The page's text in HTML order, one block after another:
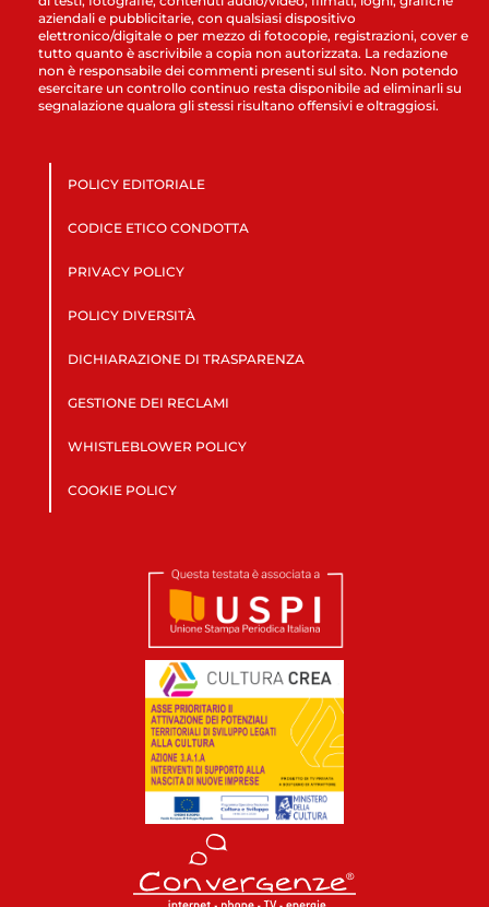
aziendali e pubblicitarie, con qualsiasi dispositivo
elettronico/digitale o per mezzo di fotocopie, registrazioni, cover e
tutto quanto è ascrivibile a copia non autorizzata. La redazione
non è responsabile dei commenti presenti sul sito. Non potendo
esercitare un controllo continuo resta disponibile ad eliminarli su
segnalazione qualora gli stessi risultano offensivi e oltraggiosi.
POLICY EDITORIALE
CODICE ETICO CONDOTTA
PRIVACY POLICY
POLICY DIVERSITÀ
DICHIARAZIONE DI TRASPARENZA
GESTIONE DEI RECLAMI
WHISTLEBLOWER POLICY
COOKIE POLICY